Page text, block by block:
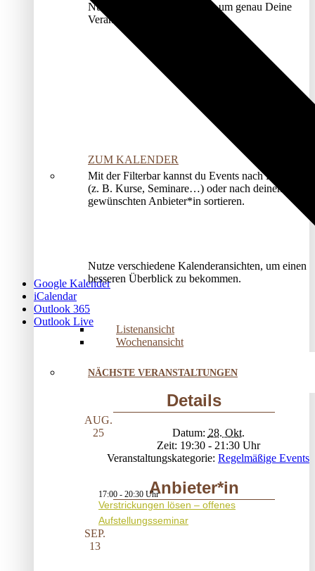
Nutze unser Kalendermodul, um genau Deine
Veranstaltung zu finden.
ZUM KALENDER
Mit der Filterbar kannst du Events nach Kategorien
(z. B. Kurse, Seminare…) oder nach deinem*r
gewünschten Anbieter*in sortieren.
Nutze verschiedene Kalenderansichten, um einen
besseren Überblick zu bekommen.
Listenansicht
Wochenansicht
NÄCHSTE VERANSTALTUNGEN
AUG.
25
17:00 - 20:30
Verstrickungen lösen – offenes
Aufstellungsseminar
SEP.
13
Google Kalender
iCalendar
Outlook 365
Outlook Live
Details
Datum: 28. Okt.
Zeit: 19:30 - 21:30
Veranstaltungskategorie: Regelmäßige Events
Anbieter*in